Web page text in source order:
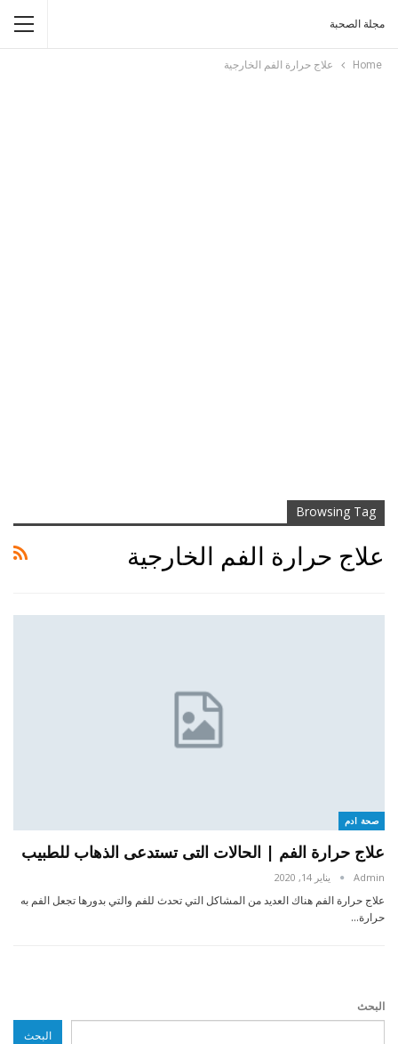
مجلة الصحبة
Home علاج حرارة الفم الخارجية
Browsing Tag
علاج حرارة الفم الخارجية
صحة ادم
علاج حرارة الفم | الحالات التى تستدعى الذهاب للطبيب
Admin يناير 14, 2020
علاج حرارة الفم هناك العديد من المشاكل التي تحدث للفم والتي بدورها تجعل الفم به
حرارة…
البحث
البحث